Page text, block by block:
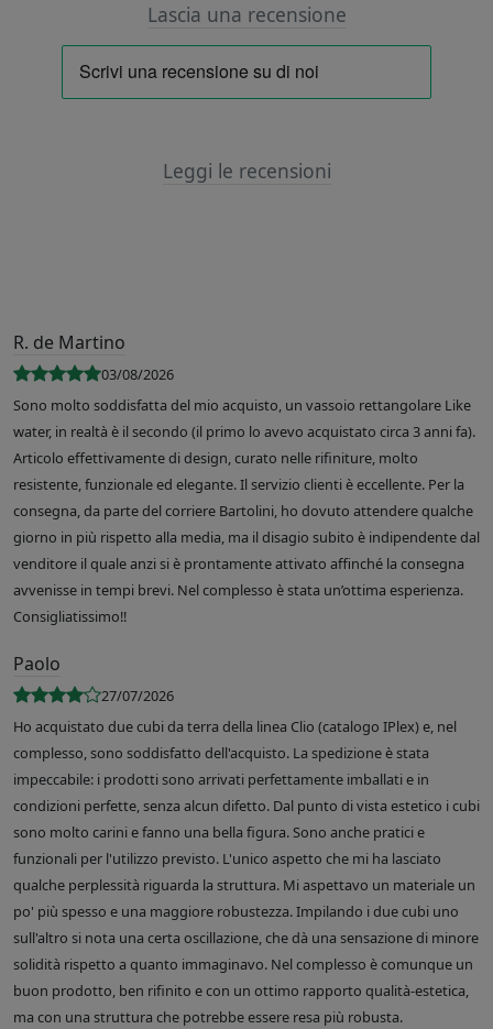
Lascia una recensione
Leggi le recensioni
R. de Martino
03/08/2026
Sono molto soddisfatta del mio acquisto, un vassoio rettangolare Like
water, in realtà è il secondo (il primo lo avevo acquistato circa 3 anni fa).
Articolo effettivamente di design, curato nelle rifiniture, molto
resistente, funzionale ed elegante. Il servizio clienti è eccellente. Per la
consegna, da parte del corriere Bartolini, ho dovuto attendere qualche
giorno in più rispetto alla media, ma il disagio subito è indipendente dal
venditore il quale anzi si è prontamente attivato affinché la consegna
avvenisse in tempi brevi. Nel complesso è stata un’ottima esperienza.
Consigliatissimo!!
Paolo
27/07/2026
Ho acquistato due cubi da terra della linea Clio (catalogo IPlex) e, nel
complesso, sono soddisfatto dell'acquisto. La spedizione è stata
impeccabile: i prodotti sono arrivati perfettamente imballati e in
condizioni perfette, senza alcun difetto. Dal punto di vista estetico i cubi
sono molto carini e fanno una bella figura. Sono anche pratici e
funzionali per l'utilizzo previsto. L'unico aspetto che mi ha lasciato
qualche perplessità riguarda la struttura. Mi aspettavo un materiale un
po' più spesso e una maggiore robustezza. Impilando i due cubi uno
sull'altro si nota una certa oscillazione, che dà una sensazione di minore
solidità rispetto a quanto immaginavo. Nel complesso è comunque un
buon prodotto, ben rifinito e con un ottimo rapporto qualità-estetica,
ma con una struttura che potrebbe essere resa più robusta.